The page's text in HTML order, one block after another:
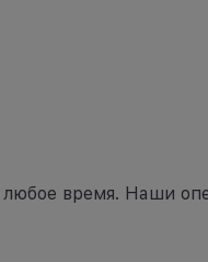
время. Наши